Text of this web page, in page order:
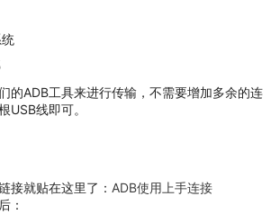
的ADB工具来进行传输，不需要增加多余的连
USB线即可。
接就贴在这里了： ADB使用上手连接
：